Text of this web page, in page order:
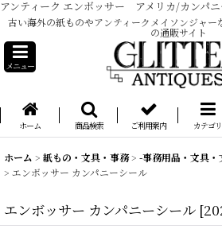
アンティーク エンボッサー アメリカ/カンパ
古い海外の紙ものやアンティークメイソンジャー
の通販サイト
メニュー
ホーム 商品検索 ご利用案内 カテゴリ
ホーム > 紙もの・文具・事務> -事務用品・文具・
> エンボッサー カンパニーシール
エンボッサー カンパニーシール [